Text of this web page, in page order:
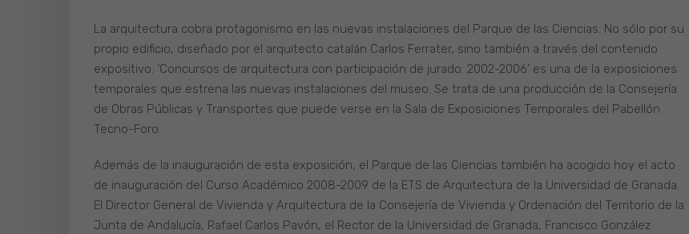
La arquitectura cobra protagonismo en las nuevas instalaciones del Parque de las Ciencias. No sólo por su
propio edificio, diseñado por el arquitecto catalán Carlos Ferrater, sino también a través del contenido
expositivo. ‘Concursos de arquitectura con participación de jurado. 2002-2006’ es una de la exposiciones
temporales que estrena las nuevas instalaciones del museo. Se trata de una producción de la Consejería
de Obras Públicas y Transportes que puede verse en la Sala de Exposiciones Temporales del Pabellón
Tecno-Foro.
Además de la inauguración de esta exposición, el Parque de las Ciencias también ha acogido hoy el acto
de inauguración del Curso Académico 2008-2009 de la ETS de Arquitectura de la Universidad de Granada.
El Director General de Vivienda y Arquitectura de la Consejería de Vivienda y Ordenación del Territorio de la
Junta de Andalucía, Rafael Carlos Pavón, el Rector de la Universidad de Granada, Francisco González